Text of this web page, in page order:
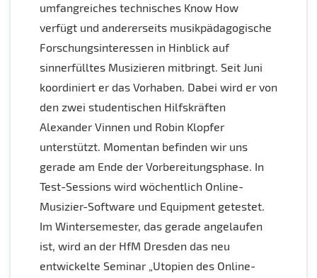
umfangreiches technisches Know How
verfügt und andererseits musikpädagogische
Forschungsinteressen in Hinblick auf
sinnerfülltes Musizieren mitbringt. Seit Juni
koordiniert er das Vorhaben. Dabei wird er von
den zwei studentischen Hilfskräften
Alexander Vinnen und Robin Klopfer
unterstützt. Momentan befinden wir uns
gerade am Ende der Vorbereitungsphase. In
Test-Sessions wird wöchentlich Online-
Musizier-Software und Equipment getestet.
Im Wintersemester, das gerade angelaufen
ist, wird an der HfM Dresden das neu
entwickelte Seminar „Utopien des Online-